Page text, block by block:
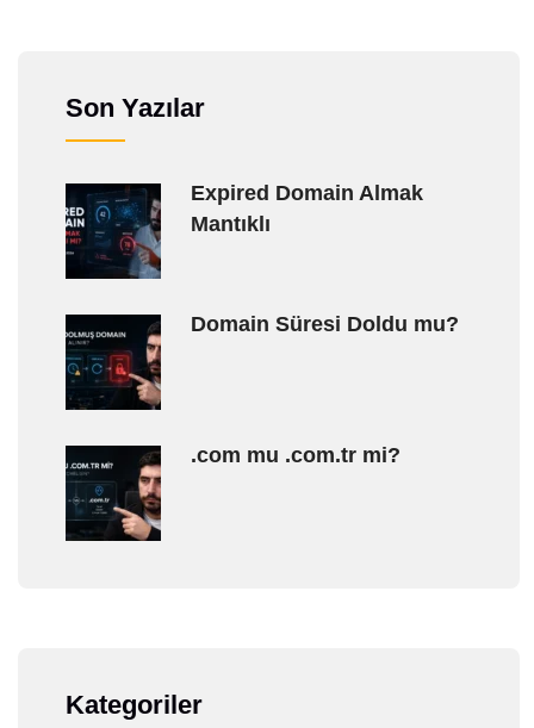
Son Yazılar
Expired Domain Almak
Mantıklı
Domain Süresi Doldu mu?
.com mu .com.tr mi?
Kategoriler